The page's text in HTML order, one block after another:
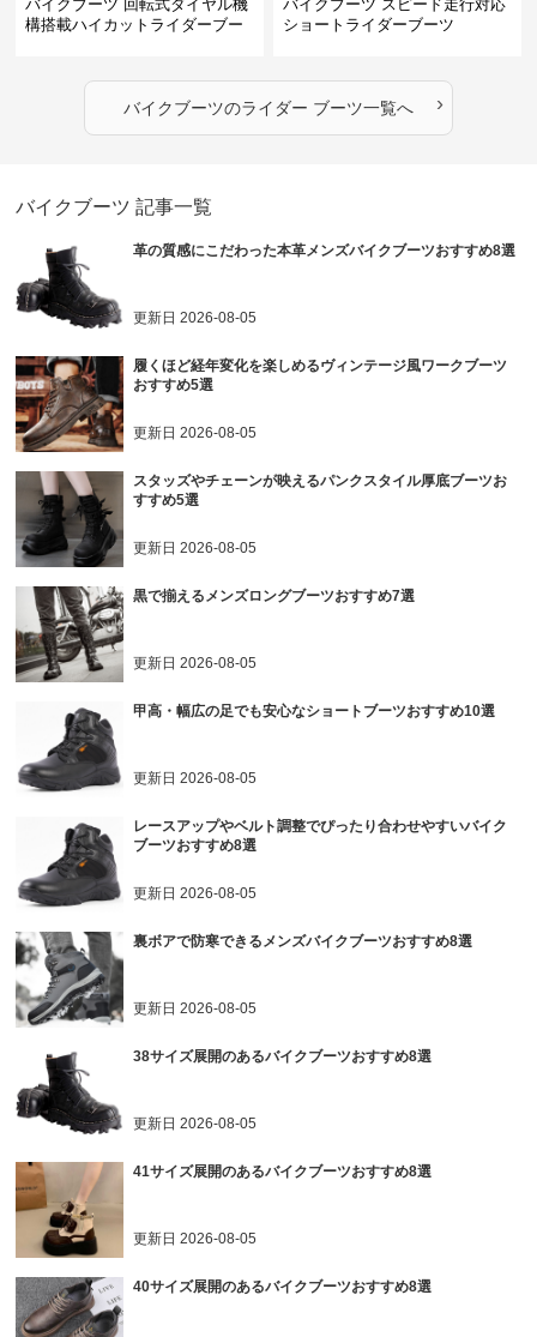
バイクブーツ 回転式ダイヤル機
構搭載ハイカットライダーブー
バイクブーツ スピード走行対応
ショートライダーブーツ
バイクブーツのライダー ブーツ一覧へ ›
バイクブーツ 記事一覧
革の質感にこだわった本革メンズバイクブーツおすすめ8選
更新日2026-08-05
履くほど経年変化を楽しめるヴィンテージ風ワークブーツ
おすすめ5選
更新日2026-08-05
スタッズやチェーンが映えるパンクスタイル厚底ブーツお
すすめ5選
更新日2026-08-05
黒で揃えるメンズロングブーツおすすめ7選
更新日2026-08-05
甲高・幅広の足でも安心なショートブーツおすすめ10選
更新日2026-08-05
レースアップやベルト調整でぴったり合わせやすいバイク
ブーツおすすめ8選
更新日2026-08-05
裏ボアで防寒できるメンズバイクブーツおすすめ8選
更新日2026-08-05
38サイズ展開のあるバイクブーツおすすめ8選
更新日2026-08-05
41サイズ展開のあるバイクブーツおすすめ8選
更新日2026-08-05
40サイズ展開のあるバイクブーツおすすめ8選